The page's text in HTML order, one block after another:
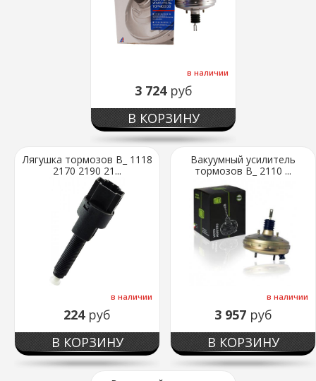
в наличии
3 724 руб
В КОРЗИНУ
Лягушка тормозов В_ 1118
2170 2190 21...
в наличии
224 руб
В КОРЗИНУ
Вакуумный усилитель
тормозов В_ 2110 ...
в наличии
3 957 руб
В КОРЗИНУ